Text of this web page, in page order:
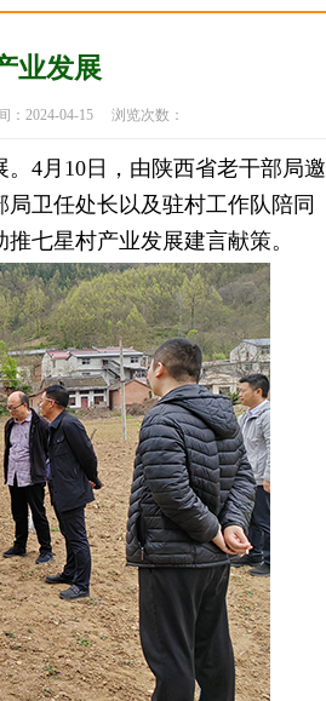
业发展
2024-04-15 浏览次数：
4月10日，由陕西省老干部局邀
卫任处长以及驻村工作队陪同
七星村产业发展建言献策。